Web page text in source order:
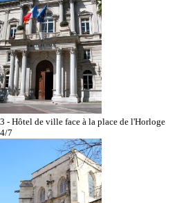
3 - Hôtel de ville face à la place de l'Horloge
4/7